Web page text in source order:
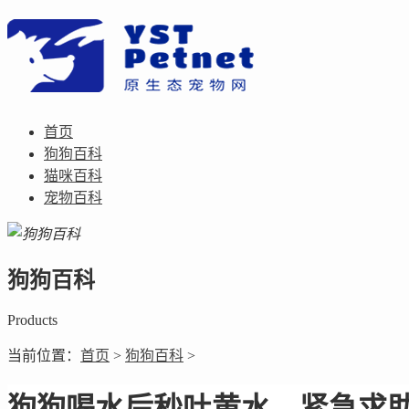
首页
狗狗百科
猫咪百科
宠物百科
狗狗百科
Products
当前位置： 首页 > 狗狗百科 >